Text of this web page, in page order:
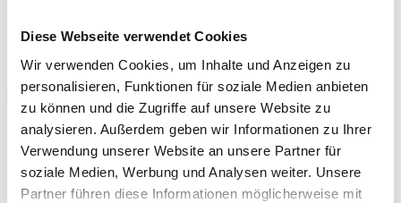
Diese Webseite verwendet Cookies
Wir verwenden Cookies, um Inhalte und Anzeigen zu
personalisieren, Funktionen für soziale Medien anbieten
zu können und die Zugriffe auf unsere Website zu
analysieren. Außerdem geben wir Informationen zu Ihrer
Verwendung unserer Website an unsere Partner für
soziale Medien, Werbung und Analysen weiter. Unsere
Partner führen diese Informationen möglicherweise mit